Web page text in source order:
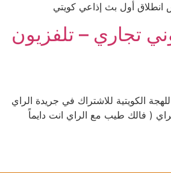
أول بث إذاعي كويتي
تجاري – تلفزيون
الكويتية للاشتراك في جريدة الراي
( فالك طيب مع الراي انت دايماً